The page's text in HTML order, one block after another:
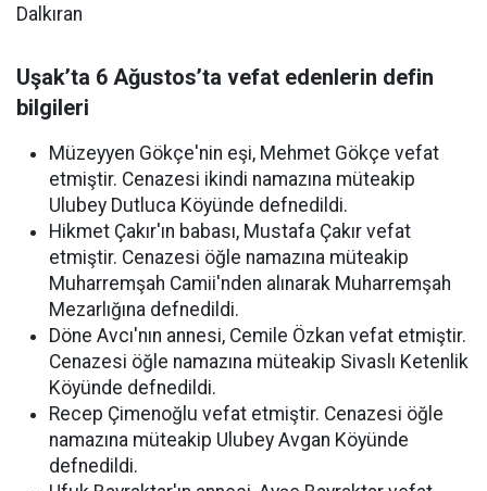
Dalkıran
Uşak’ta 6 Ağustos’ta vefat edenlerin defin
bilgileri
Müzeyyen Gökçe'nin eşi, Mehmet Gökçe vefat
etmiştir. Cenazesi ikindi namazına müteakip
Ulubey Dutluca Köyünde defnedildi.
Hikmet Çakır'ın babası, Mustafa Çakır vefat
etmiştir. Cenazesi öğle namazına müteakip
Muharremşah Camii'nden alınarak Muharremşah
Mezarlığına defnedildi.
Döne Avcı'nın annesi, Cemile Özkan vefat etmiştir.
Cenazesi öğle namazına müteakip Sivaslı Ketenlik
Köyünde defnedildi.
Recep Çimenoğlu vefat etmiştir. Cenazesi öğle
namazına müteakip Ulubey Avgan Köyünde
defnedildi.